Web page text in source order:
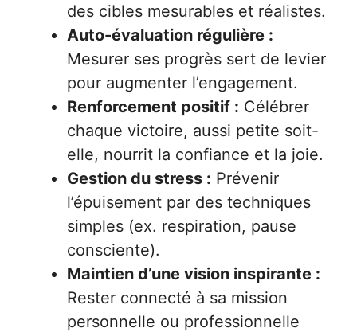
des cibles mesurables et réalistes.
Auto-évaluation régulière :
Mesurer ses progrès sert de levier
pour augmenter l’engagement.
Renforcement positif : Célébrer
chaque victoire, aussi petite soit-
elle, nourrit la confiance et la joie.
Gestion du stress : Prévenir
l’épuisement par des techniques
simples (ex. respiration, pause
consciente).
Maintien d’une vision inspirante :
Rester connecté à sa mission
personnelle ou professionnelle